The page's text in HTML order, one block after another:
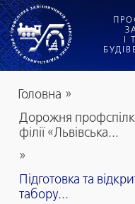
І
Головна »
Дорожня
філії «Львівська...
»
Підготовка та
табору...